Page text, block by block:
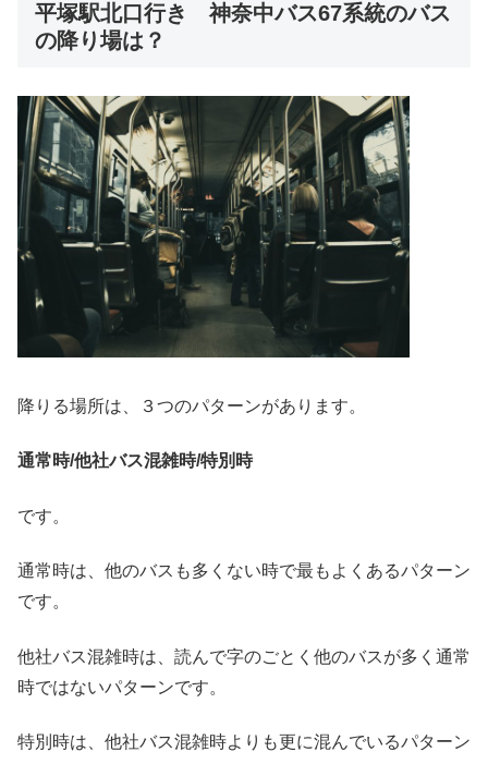
平塚駅北口行き 神奈中バス67系統のバス
の降り場は？
降りる場所は、３つのパターンがあります。
通常時/他社バス混雑時/特別時
です。
通常時は、他のバスも多くない時で最もよくあるパターン
です。
他社バス混雑時は、読んで字のごとく他のバスが多く通常
時ではないパターンです。
特別時は、他社バス混雑時よりも更に混んでいるパターン